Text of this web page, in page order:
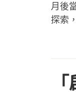
月後
探索